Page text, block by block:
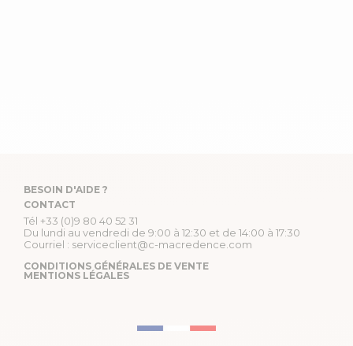
BESOIN D'AIDE ?
CONTACT
Tél +33 (0)9 80 40 52 31
Du lundi au vendredi de 9:00 à 12:30 et de 14:00 à 17:30
Courriel : serviceclient@c-macredence.com
CONDITIONS GÉNÉRALES DE VENTE
MENTIONS LÉGALES